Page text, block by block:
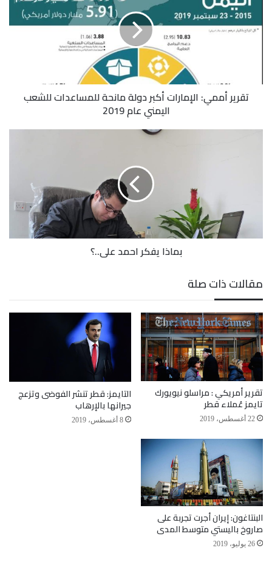
الإمارات
أكبر
دولة
اليمني
تقرير أممي: الإمارات أكبر دولة مانحة للمساعدات للشعب
اليمني عام 2019
بماذا يفكر احمد علي..؟
مقالات ذات صلة
تقرير أمريكي : مراسلو نيويورك
تايمز عُملاء قطر
22 أغسطس، 2019
التايمز: قطر تنشر الفوضى وتزعج
جيرانها بالإرهاب
8 أغسطس، 2019
البنتاغون: إيران أجرت تجربة على
صاروخ باليستي متوسط المدى
26 يوليو، 2019